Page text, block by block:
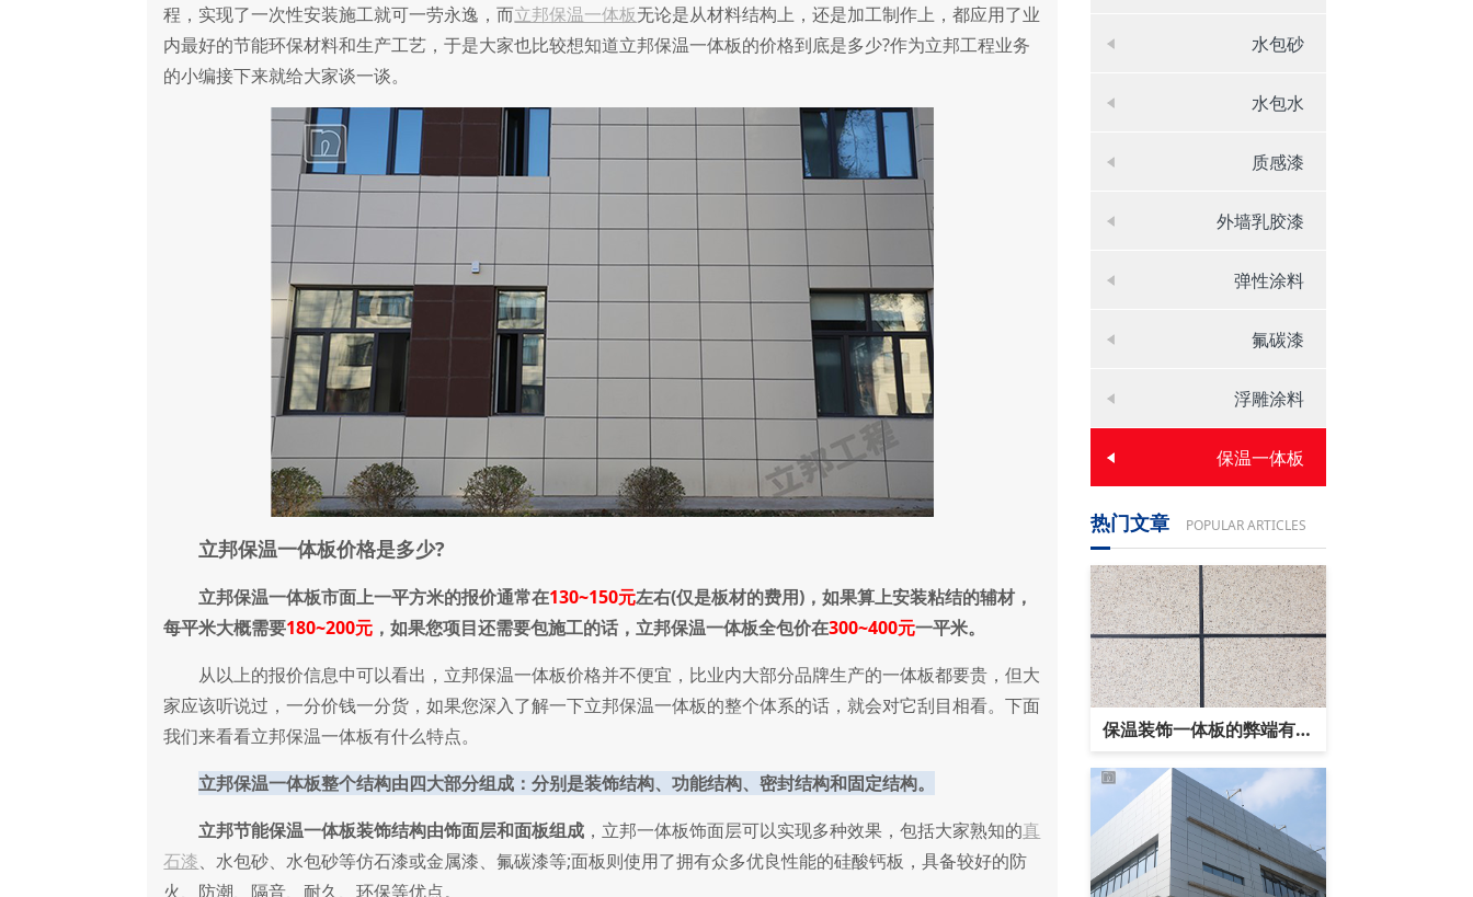
水包砂
水包水
质感漆
外墙乳胶漆
弹性涂料
氟碳漆
浮雕涂料
保温一体板
热门文章 POPULAR ARTICLES
保温装饰一体板的弊端有哪
些?
程，实现了一次性安装施工就可一劳永逸，而立邦保温一体板无论是从材料结构上，还是加工制作上，都应用了业
内最好的节能环保材料和生产工艺，于是大家也比较想知道立邦保温一体板的价格到底是多少?作为立邦工程业务
的小编接下来就给大家谈一谈。
立邦保温一体板价格是多少?
立邦保温一体板市面上一平方米的报价通常在130~150元左右(仅是板材的费用)，如果算上安装粘结的辅材，
每平米大概需要180~200元 ，如果您项目还需要包施工的话，立邦保温一体板全包价在300~400元一平米。
从以上的报价信息中可以看出，立邦保温一体板价格并不便宜，比业内大部分品牌生产的一体板都要贵，但大
家应该听说过，一分价钱一分货，如果您深入了解一下立邦保温一体板的整个体系的话，就会对它刮目相看。下面
我们来看看立邦保温一体板有什么特点。
立邦保温一体板整个结构由四大部分组成：分别是装饰结构、功能结构、密封结构和固定结构。
立邦节能保温一体板装饰结构由饰面层和面板组成 ，立邦一体板饰面层可以实现多种效果，包括大家熟知的真
石漆、水包砂、水包砂等仿石漆或金属漆、氟碳漆等;面板则使用了拥有众多优良性能的硅酸钙板，具备较好的防
火、防潮、隔音、耐久、环保等优点。